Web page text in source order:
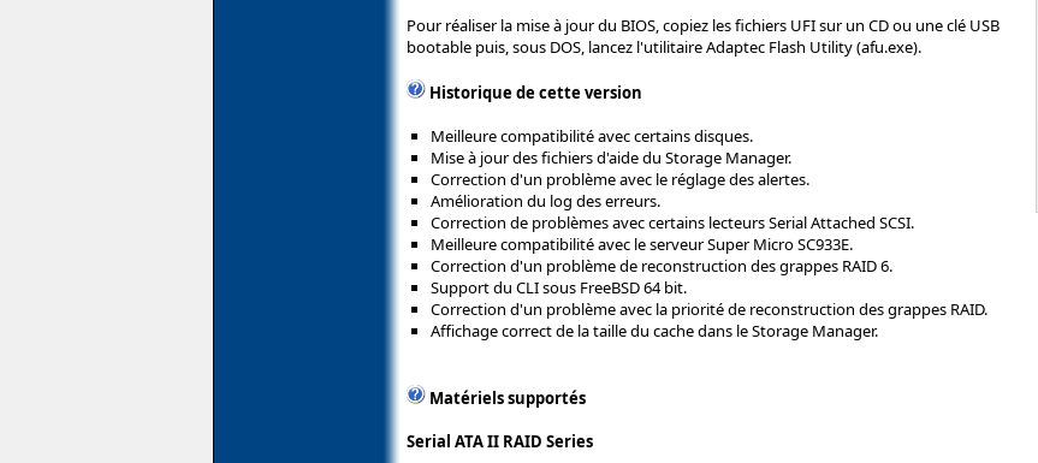
Pour réaliser la mise à jour du BIOS, copiez les fichiers UFI sur un CD ou une clé USB
bootable puis, sous DOS, lancez l'utilitaire Adaptec Flash Utility (afu.exe).
Historique de cette version
Meilleure compatibilité avec certains disques.
Mise à jour des fichiers d'aide du Storage Manager.
Correction d'un problème avec le réglage des alertes.
Amélioration du log des erreurs.
Correction de problèmes avec certains lecteurs Serial Attached SCSI.
Meilleure compatibilité avec le serveur Super Micro SC933E.
Correction d'un problème de reconstruction des grappes RAID 6.
Support du CLI sous FreeBSD 64 bit.
Correction d'un problème avec la priorité de reconstruction des grappes RAID.
Affichage correct de la taille du cache dans le Storage Manager.
Matériels supportés
Serial ATA II RAID Series